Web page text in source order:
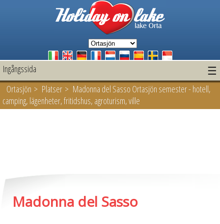
Ingångssida ☰
Ortasjön > Platser > Madonna del Sasso Ortasjön semester - hotell,
camping, lägenheter, fritidshus, agroturism, ville
Madonna del Sasso